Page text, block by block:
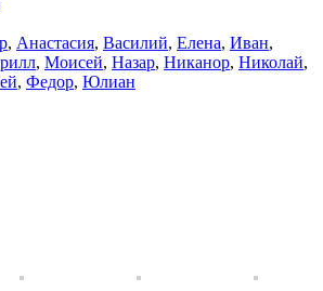
, Анастасия, Василий, Елена, Иван,
, Моисей, Назар, Никанор, Николай,
, Федор, Юлиан